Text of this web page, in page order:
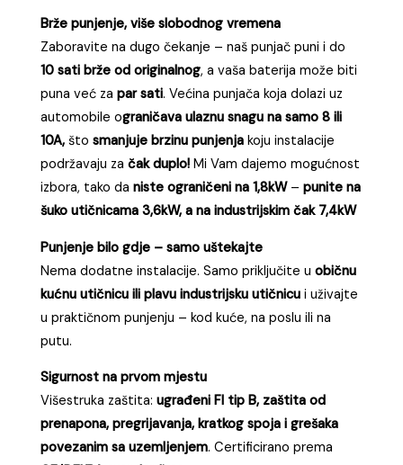
od
610,00 KM
do
780,00 KM
Brže punjenje, više slobodnog vremena
Zaboravite na dugo čekanje – naš punjač puni i do
10 sati brže od originalnog, a vaša baterija može biti
puna već zapar sati. Većina punjača koja dolazi uz
automobile ograničava ulaznu snagu na samo 8 ili
10A, štosmanjuje brzinu punjenja koju instalacije
podržavaju začak duplo! Mi Vam dajemo mogućnost
izbora, tako daniste ograničeni na 1,8kW–punite na
šuko utičnicama 3,6kW, a na industrijskim čak 7,4kW
Punjenje bilo gdje – samo uštekajte
Nema dodatne instalacije. Samo priključite uobičnu
kućnu utičnicu ili plavu industrijsku utičnicu i uživajte
u praktičnom punjenju – kod kuće, na poslu ili na
putu.
Sigurnost na prvom mjestu
Višestruka zaštita:ugrađeni FI tip B, zaštita od
prenapona, pregrijavanja, kratkog spoja i grešaka
povezanim sa uzemljenjem. Certificirano prema